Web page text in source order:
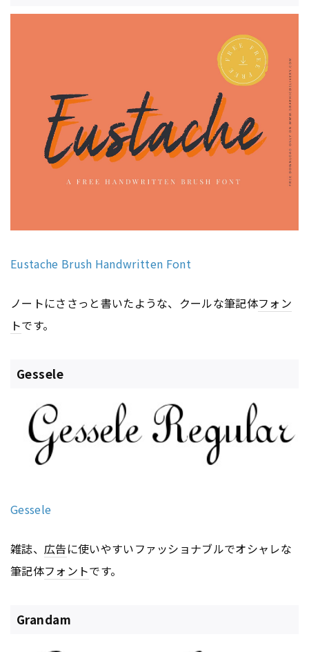
Eustache Brush Handwritten Font
ノートにささっと書いたような、クールな筆記体フォン
トです。
Gessele
Gessele
雑誌、 広告に使いやすいファッショナブルでオシャレな
筆記体フォントです。
Grandam